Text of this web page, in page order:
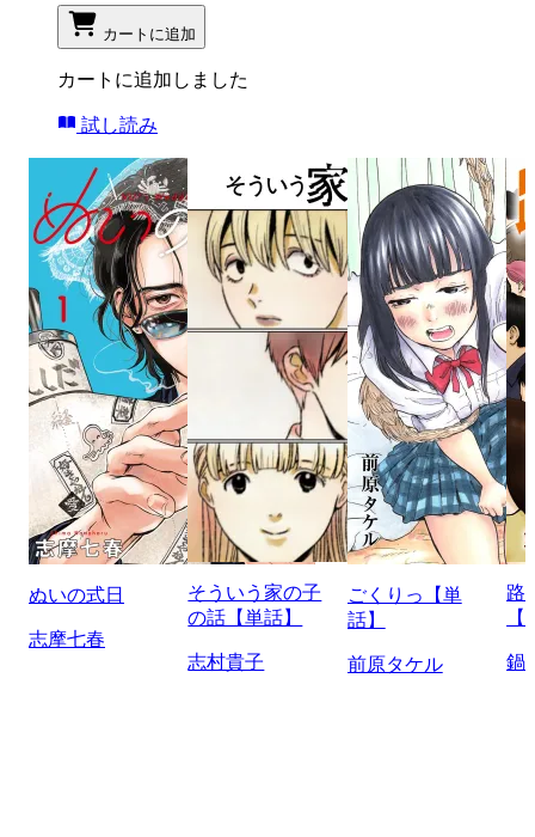
カートに追加
カートに追加しました
試し読み
ぬいの式日
志摩七春
そういう家の子
の話【単話】
志村貴子
ごくりっ【単
話】
前原タケル
路
鍋